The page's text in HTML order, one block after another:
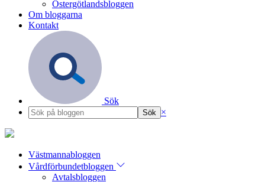
Östergötlandsbloggen
Om bloggarna
Kontakt
Sök
×
Västmannabloggen
Vårdförbundetbloggen
Avtalsbloggen